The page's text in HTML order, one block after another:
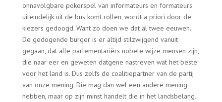
onnavolgbare pokerspel van informateurs en formateurs
uiteindelijk uit de bus komt rollen, wordt a priori door de
kiezers gedoogd. Want zo doen we dat al twee eeuwen.
De gedogende burger is er altijd stilzwijgend vanuit
gegaan, dat alle parlementariërs nobele wijze mensen zijn,
die naar eer en geweten datgene nastreven wat het beste
voor het land is. Dus zelfs de coalitiepartner van de partij
van onze mening. Die mag dan wel een andere mening
hebben, maar op zijn minst handelt die in het landsbelang.